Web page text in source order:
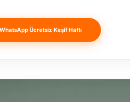
WhatsApp Ücretsiz Keşif Hattı